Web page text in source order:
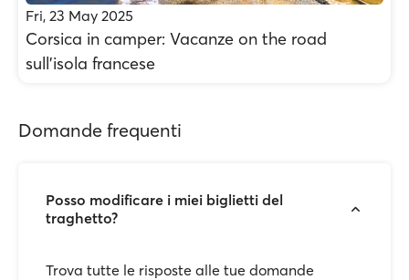
Fri, 23 May 2025
Corsica in camper: Vacanze on the road
sull'isola francese
Domande frequenti
Posso modificare i miei biglietti del
traghetto?
Trova tutte le risposte alle tue domande